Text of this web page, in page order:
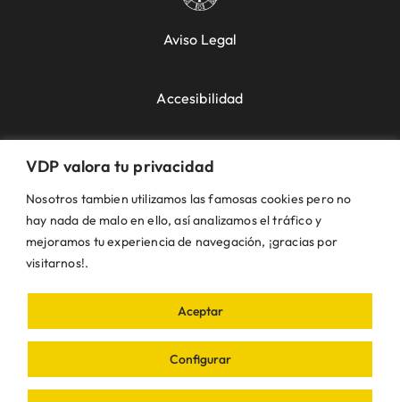
VDP valora tu privacidad
Nosotros tambien utilizamos las famosas cookies pero no
hay nada de malo en ello, así analizamos el tráfico y
mejoramos tu experiencia de navegación, ¡gracias por
visitarnos!.
Configurar
Aceptar
Aviso Legal
Accesibilidad
Política de Cookies
Política de Privacidad
© VDP 2000 - 2026 •Ayuntamiento de Villanueva
Villanueva de Perales | Madrid • Todos los
derechos reservados • Diseñado con ❤ poriDEA